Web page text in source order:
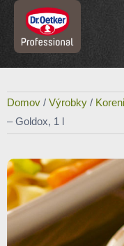
Domov / Výrobky /
– Goldox, 1 l